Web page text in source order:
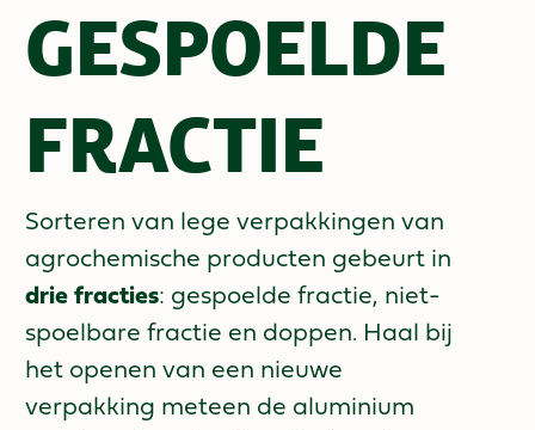
GESPOELDE
FRACTIE
Sorteren van lege verpakkingen van
agrochemische producten gebeurt in
drie fracties: gespoelde fractie, niet-
spoelbare fractie en doppen. Haal bij
het openen van een nieuwe
verpakking meteen de aluminium